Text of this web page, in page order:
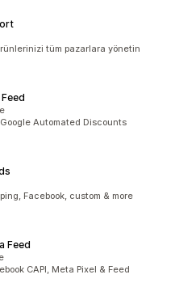
tüm pazarlara yönetin
Automated Discounts
Facebook, custom & more
Feed
CAPI, Meta Pixel & Feed